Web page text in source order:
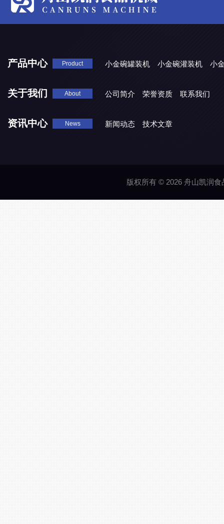
产品中心 Product 小金碗罐装机 小金碗灌装机 小
关于我们 About 公司简介 荣誉资质 联系我们
资讯中心 News 新闻动态 技术文章
版权所有 © 2026 舟山凯润